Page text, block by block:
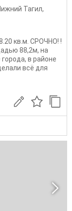
Тагил,
кв.м. СРОЧНО! !
88,2м, на
в районе
всё для